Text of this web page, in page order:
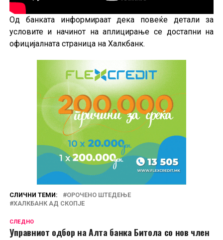
Од банката информираат дека повеќе детали за
условите и начинот на аплицирање се достапни на
официјалната страница на Халкбанк.
СЛИЧНИ ТЕМИ:
ОРОЧЕНО ШТЕДЕЊЕ
ХАЛКБАНК АД СКОПЈЕ
СЛЕДНО
Управниот одбор на Алта банка Битола со нов член